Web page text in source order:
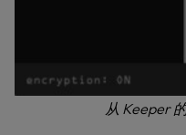
从 Keeper